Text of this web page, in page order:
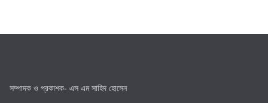
সম্পাদক ও প্রকাশক- এস এম সাহিদ হোসেন